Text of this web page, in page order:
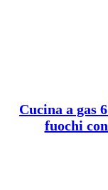
Cucina a gas
fuochi